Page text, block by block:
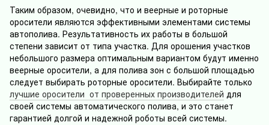
Таким образом, очевидно, что и веерные и роторные
оросители являются эффективными элементами системы
автополива. Результативность их работы в большой
степени зависит от типа участка. Для орошения участков
небольшого размера оптимальным вариантом будут именно
веерные оросители, а для полива зон с большой площадью
следует выбирать роторные оросители. Выбирайте только
лучшие оросители от проверенных производителей для
своей системы автоматического полива, и это станет
гарантией долгой и надежной роботы всей системы.